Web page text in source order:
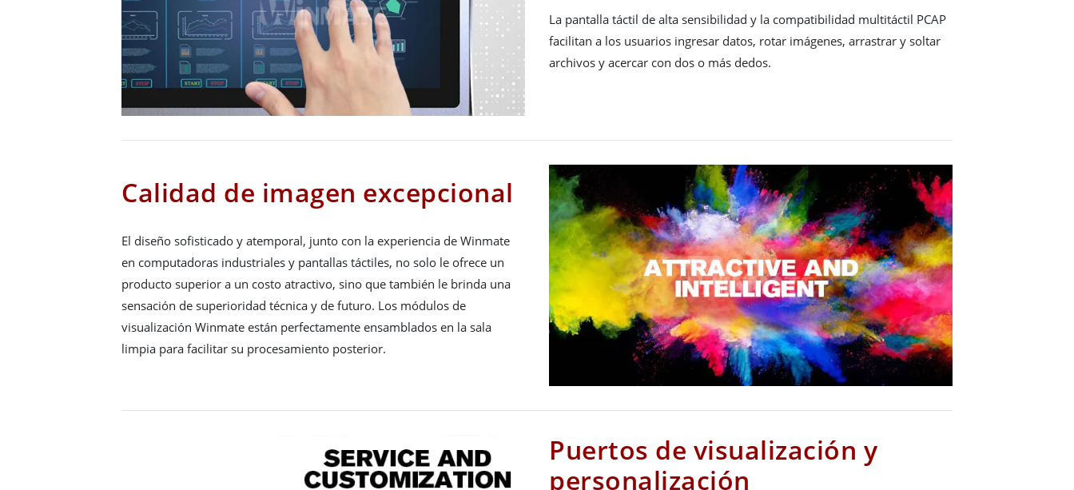
La pantalla táctil de alta sensibilidad y la compatibilidad multitáctil PCAP
facilitan a los usuarios ingresar datos, rotar imágenes, arrastrar y soltar
archivos y acercar con dos o más dedos.
Calidad de imagen excepcional
El diseño sofisticado y atemporal, junto con la experiencia de Winmate
en computadoras industriales y pantallas táctiles, no solo le ofrece un
producto superior a un costo atractivo, sino que también le brinda una
sensación de superioridad técnica y de futuro. Los módulos de
visualización Winmate están perfectamente ensamblados en la sala
limpia para facilitar su procesamiento posterior.
Puertos de visualización y
personalización